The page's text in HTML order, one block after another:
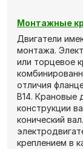
Монтажные
Двигатели
монтажа.
или торцевое
отличия
В14. Крановые
конструкции
конический
креплением в